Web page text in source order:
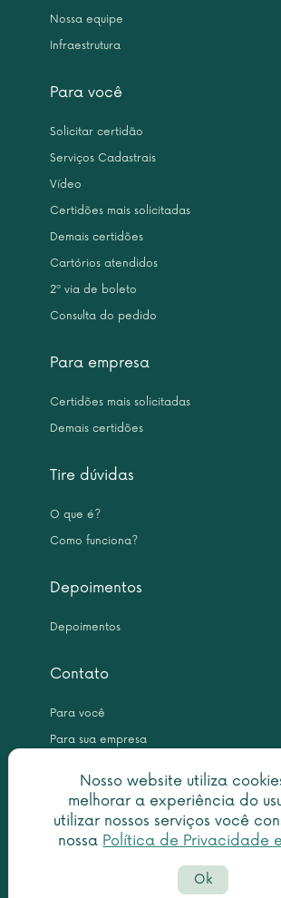
Nosso website utiliza
melhorar a experiência do
utilizar nossos serviços você
nossa Política de Privacidade
Ok
Nossa equipe
Infraestrutura
Para você
Solicitar certidão
Serviços Cadastrais
Vídeo
Certidões mais solicitadas
Demais certidões
Cartórios atendidos
2ª via de boleto
Consulta do pedido
Para empresa
Certidões mais solicitadas
Demais certidões
Tire dúvidas
O que é?
Como funciona?
Depoimentos
Depoimentos
Contato
Para você
Para sua empresa
Copyright © 2026 Leme Inteligência Forense
rights reserved.